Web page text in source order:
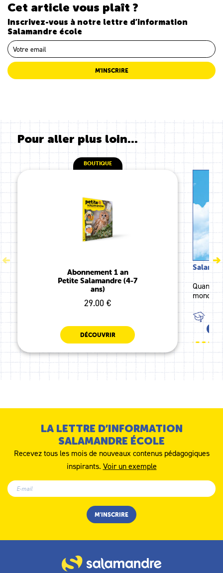
Cet article vous plaît ?
Inscrivez-vous à notre lettre d’information
Salamandre école
M'INSCRIRE
Pour aller plus loin...
BOUTIQUE
Abonnement 1 an
Petite Salamandre (4-7
ans)
29.00 €
DÉCOUVRIR
Quand
monde
LA LETTRE D’INFORMATION
SALAMANDRE ÉCOLE
Recevez tous les mois de nouveaux contenus pédagogiques
inspirants. Voir un exemple